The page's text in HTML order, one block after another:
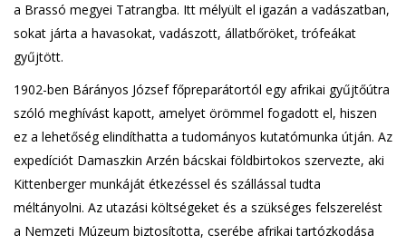
a Brassó megyei Tatrangba. Itt mélyült el igazán a vadászatban,
sokat járta a havasokat, vadászott, állatbőröket, trófeákat
gyűjtött.
1902-ben Bárányos József főpreparátortól egy afrikai gyűjtőútra
szóló meghívást kapott, amelyet örömmel fogadott el, hiszen
ez a lehetőség elindíthatta a tudományos kutatómunka útján. Az
expedíciót Damaszkin Arzén bácskai földbirtokos szervezte, aki
Kittenberger munkáját étkezéssel és szállással tudta
méltányolni. Az utazási költségeket és a szükséges felszerelést
a Nemzeti Múzeum biztosította, cserébe afrikai tartózkodása